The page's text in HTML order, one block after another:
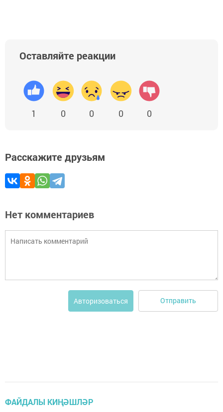
Оставляйте реакции
1 0 0 0 0
Расскажите друзьям
Нет комментариев
Авторизоваться Отправить
ФАЙДАЛЫ КИҢӘШЛӘР